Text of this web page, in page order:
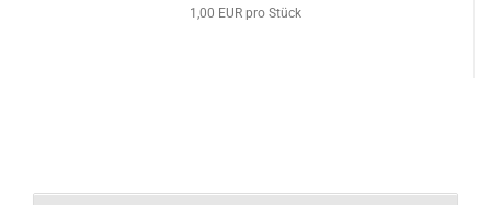
1,00 EUR pro Stück